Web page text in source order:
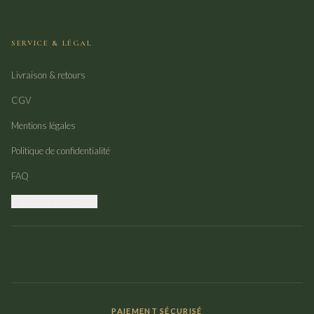
SERVICE & LÉGAL
Livraison & retours
CGV
Mentions légales
Politique de confidentialité
FAQ
PAIEMENT SÉCURISÉ